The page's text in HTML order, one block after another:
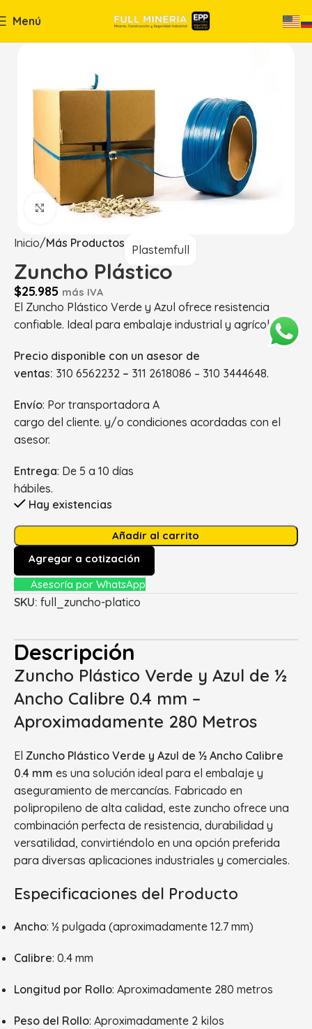
Menú
Haga Click para agrandar
Inicio Más Productos Plastemfull
Zuncho Plástico
$25.985 más IVA
El Zuncho Plástico Verde y Azul ofrece resistencia
confiable. Ideal para embalaje industrial y agrícola.
Precio disponible con un asesor de
ventas: 310 6562232 – 311 2618086 – 310 3444648.
Envío: Por transportadora A
cargo del cliente. y/o condiciones acordadas con el
asesor.
Entrega: De 5 a 10 días
hábiles.
Hay existencias
Añadir al carrito
Agregar a cotización
Asesoría por WhatsApp
SKU: full_zuncho-platico
Descripción
Zuncho Plástico Verde y Azul de ½
Ancho Calibre 0.4 mm –
Aproximadamente 280 Metros
El Zuncho Plástico Verde y Azul de ½ Ancho Calibre
0.4 mm es una solución ideal para el embalaje y
aseguramiento de mercancías. Fabricado en
polipropileno de alta calidad, este zuncho ofrece una
combinación perfecta de resistencia, durabilidad y
versatilidad, convirtiéndolo en una opción preferida
para diversas aplicaciones industriales y comerciales.
Especificaciones del Producto
Ancho: ½ pulgada (aproximadamente 12.7 mm)
Calibre: 0.4 mm
Longitud por Rollo: Aproximadamente 280 metros
Peso del Rollo: Aproximadamente 2 kilos